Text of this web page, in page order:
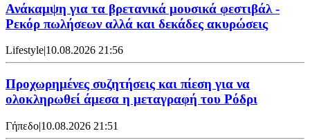
Ανάκαμψη για τα βρετανικά μουσικά φεστιβάλ -
Ρεκόρ πωλήσεων αλλά και δεκάδες ακυρώσεις
Lifestyle|10.08.2026 21:56
Προχωρημένες συζητήσεις και πίεση για να
ολοκληρωθεί άμεσα η μεταγραφή του Ρόδρι
Γήπεδο|10.08.2026 21:51